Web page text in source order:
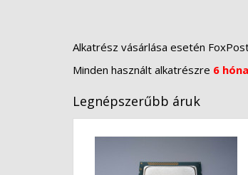
Alkatrész vásárlása esetén
Minden használt alkatrészre 6
Legnépszerűbb áruk